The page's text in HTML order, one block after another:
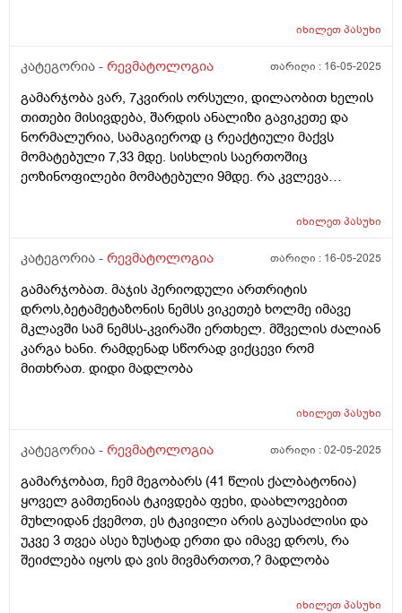
იხილეთპასუხი
კატეგორია - რევმატოლოგია თარიღი : 16-05-2025
გამარჯობა ვარ, 7კვირის ორსული, დილაობით ხელის
თითები მისივდება, შარდის ანალიზი გავიკეთე და
ნორმალურია, სამაგიეროდ ც რეაქტიული მაქვს
მომატებული 7,33 მდე. სისხლის საერთოშიც
ეოზინოფილები მომატებული 9მდე. რა კვლევა
იხილეთპასუხი
კატეგორია - რევმატოლოგია თარიღი : 16-05-2025
გამარჯობათ. მაჯის პერიოდული ართრიტის
დროს,ბეტამეტაზონის ნემსს ვიკეთებ ხოლმე იმავე
მკლავში სამ ნემსს-კვირაში ერთხელ. მშველის ძალიან
კარგა ხანი. რამდენად სწორად ვიქცევი რომ
მითხრათ. დიდი მადლობა
იხილეთპასუხი
კატეგორია - რევმატოლოგია თარიღი :02-05-2025
გამარჯობათ, ჩემ მეგობარს (41 წლის ქალბატონია)
ყოველ გამთენიას ტკივდება ფეხი, დაახლოვებით
მუხლიდან ქვემოთ, ეს ტკივილი არის გაუსაძლისი და
უკვე 3 თვეა ასეა ზუსტად ერთი და იმავე დროს, რა
შეიძლება იყოს და ვის მივმართოთ,? მადლობა
იხილეთპასუხი